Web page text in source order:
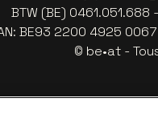
BTW (BE) 0461.051.688
BE93 2200 4925 0067
© be•at -